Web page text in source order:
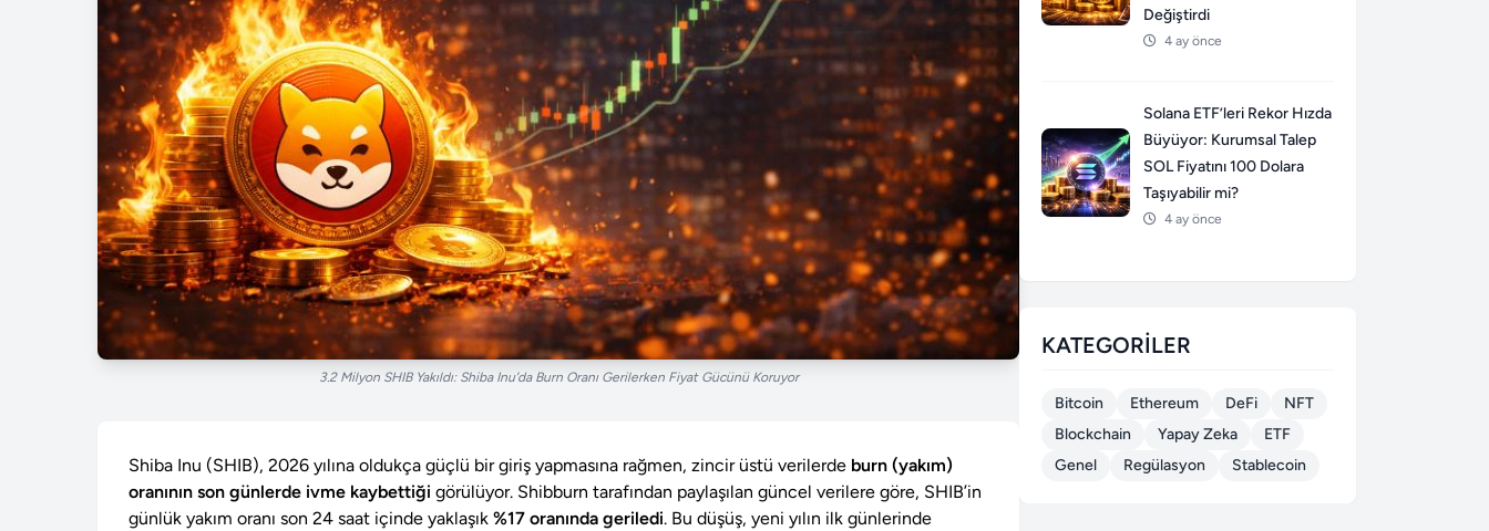
3.2 Milyon SHIB Yakıldı: Shiba Inu’da Burn Oranı Gerilerken Fiyat Gücünü Koruyor
Shiba Inu (SHIB), 2026 yılına oldukça güçlü bir giriş yapmasına rağmen, zincir üstü verilerde burn (yakım)
oranının son günlerde ivme kaybettiği görülüyor. Shibburn tarafından paylaşılan güncel verilere göre, SHIB’in
günlük yakım oranı son 24 saat içinde yaklaşık %17 oranında geriledi. Bu düşüş, yeni yılın ilk günlerinde
Değiştirdi
4 ay önce
Solana ETF’leri Rekor Hızda
Büyüyor: Kurumsal Talep
SOL Fiyatını 100 Dolara
Taşıyabilir mi?
4 ay önce
KATEGORILER
Bitcoin Ethereum DeFi
NFT
Blockchain
Yapay Zeka
ETF
Genel
Regülasyon Stablecoin